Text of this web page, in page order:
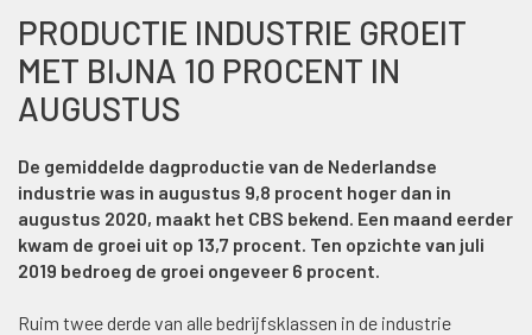
PRODUCTIE INDUSTRIE GROEIT
MET BIJNA 10 PROCENT IN
AUGUSTUS
De gemiddelde dagproductie van de Nederlandse
industrie was in augustus 9,8 procent hoger dan in
augustus 2020, maakt het CBS bekend. Een maand eerder
kwam de groei uit op 13,7 procent. Ten opzichte van juli
2019 bedroeg de groei ongeveer 6 procent.
Ruim twee derde van alle bedrijfsklassen in de industrie